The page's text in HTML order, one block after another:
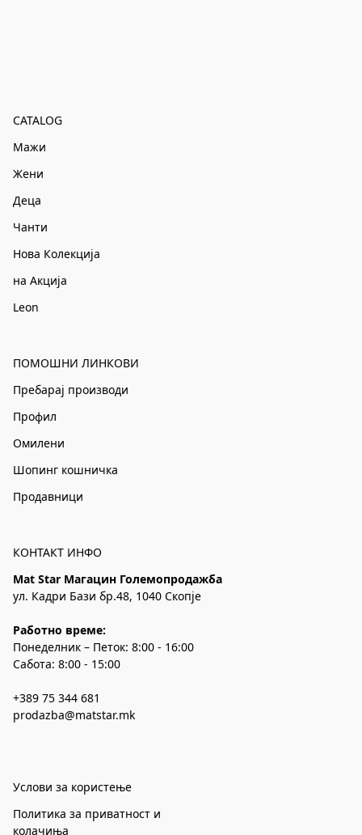
CATALOG
Мажи
Жени
Деца
Чанти
Нова Колекција
на Акција
Leon
ПОМОШНИ ЛИНКОВИ
Пребарај производи
Профил
Омилени
Шопинг кошничка
Продавници
КОНТАКТ ИНФО
Mat Star Магацин Големопродажба
ул. Кадри Бази бр.48, 1040 Скопје
Работно време:
Понеделник – Петок: 8:00 - 16:00
Сабота: 8:00 - 15:00
+389 75 344 681
prodazba@matstar.mk
Услови за користење
Политика за приватност и
колачиња